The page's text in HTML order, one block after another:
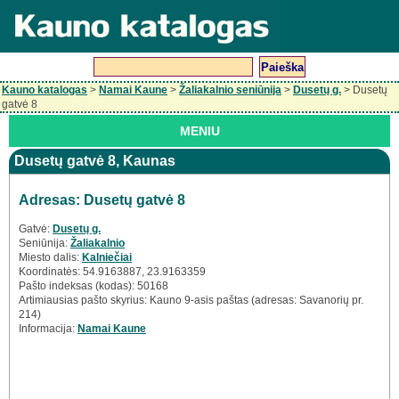
Kauno katalogas > Namai Kaune > Žaliakalnio seniūnija > Dusetų g. > Dusetų
gatvė 8
MENIU
Dusetų gatvė 8, Kaunas
Adresas: Dusetų gatvė 8
Gatvė: Dusetų g.
Seniūnija: Žaliakalnio
Miesto dalis: Kalniečiai
Koordinatės: 54.9163887, 23.9163359
Pašto indeksas (kodas): 50168
Artimiausias pašto skyrius: Kauno 9-asis paštas (adresas: Savanorių pr.
214)
Informacija: Namai Kaune